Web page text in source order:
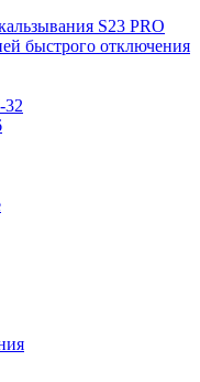
S23 PRO
быстрого отключения
32